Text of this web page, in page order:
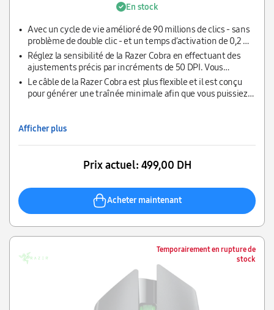
En stock
Avec un cycle de vie amélioré de 90 millions de clics - sans
problème de double clic - et un temps d’activation de 0,2 ms
sans délai anti-rebond, profitez d’une fiabilité et d’une
rapidité qui éclipsent tous les autres modèles.
Réglez la sensibilité de la Razer Cobra en effectuant des
ajustements précis par incréments de 50 DPI. Vous
obtiendrez le réglage parfait qui correspond exactement à
votre style de jeu.
Le câble de la Razer Cobra est plus flexible et il est conçu
pour générer une traînée minimale afin que vous puissiez
Afficher plus
Prix actuel: 499,00 DH
Acheter maintenant
Temporairement en rupture de
stock